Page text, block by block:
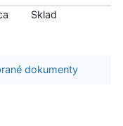
Sklad
dokumenty